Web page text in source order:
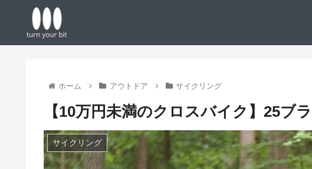
ホーム アウトドア サイクリング
【10万円未満のクロスバイク】25ブ
サイクリング